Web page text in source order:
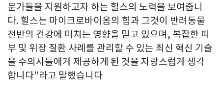
문가들을 지원하고자 하는 힐스의 노력을 보여줍니
다. 힐스는 마이크로바이옴의 힘과 그것이 반려동물
전반의 건강에 미치는 영향을 믿고 있으며, 복잡한 피
부 및 위장 질환 사례를 관리할 수 있는 최신 혁신 기술
을 수의사들에게 제공하게 된 것을 자랑스럽게 생각
합니다"라고 말했습니다